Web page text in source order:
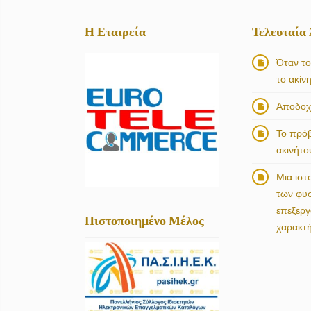
Η Εταιρεία
Πιστοποιημένο Μέλος
Όταν
το
Το
Μια
των